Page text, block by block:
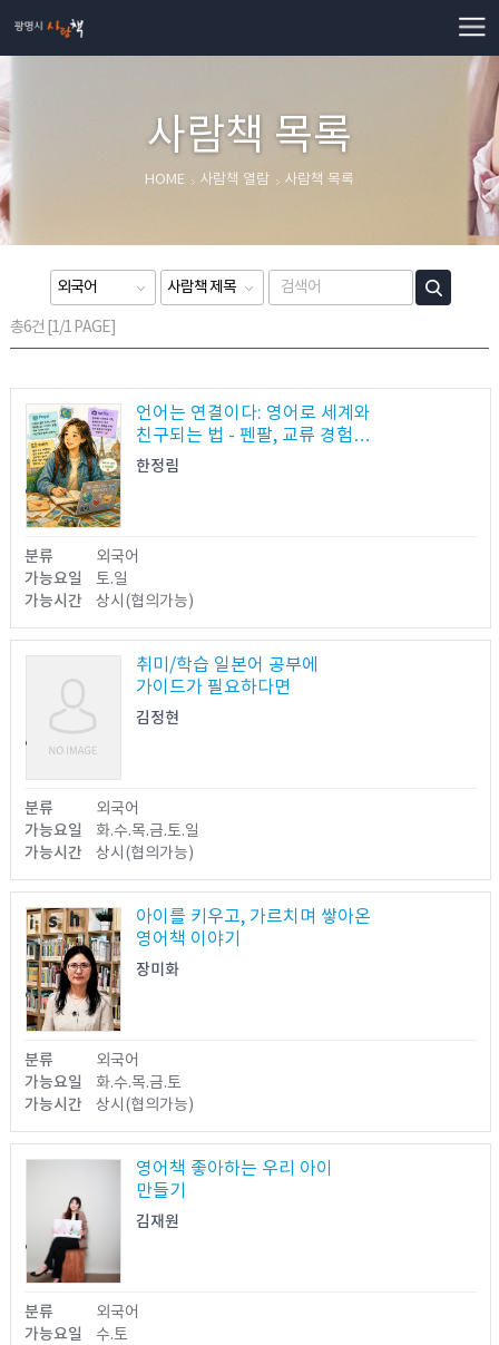
사람책 목록
HOME 사람책 열람 사람책 목록
총6건 [1/1 PAGE]
언어는 연결이다: 영어로 세계와
친구되는 법 - 펜팔, 교류 경험을
통한 실전 언어 학습 스토리
한정림
열람가능
분류 외국어
가능요일 토.일
가능시간 상시(협의가능)
취미/학습 일본어 공부에
가이드가 필요하다면
김정현
열람가능
분류 외국어
가능요일 화.수.목.금.토.일
가능시간 상시(협의가능)
아이를 키우고, 가르치며 쌓아온
영어책 이야기
장미화
열람가능
분류 외국어
가능요일 화.수.목.금.토
가능시간 상시(협의가능)
영어책 좋아하는 우리 아이
만들기
김재원
열람불가
분류 외국어
가능요일 수.토